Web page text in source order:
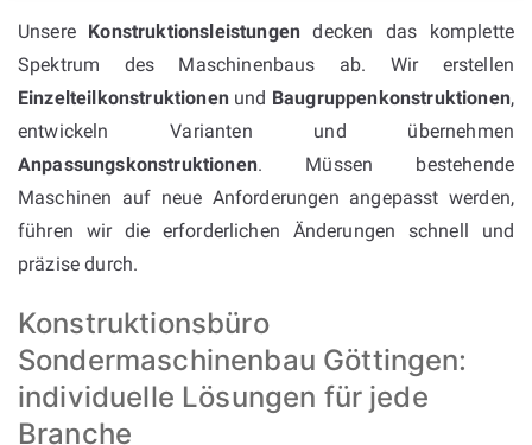
Unsere Konstruktionsleistungen decken das komplette
Spektrum des Maschinenbaus ab. Wir erstellen
Einzelteilkonstruktionenund Baugruppenkonstruktionen,
entwickeln Varianten und übernehmen
Anpassungskonstruktionen. Müssen bestehende
Maschinen auf neue Anforderungen angepasst werden,
führen wir die erforderlichen Änderungen schnell und
präzise durch.
Konstruktionsbüro
Sondermaschinenbau Göttingen:
individuelle Lösungen für jede
Branche